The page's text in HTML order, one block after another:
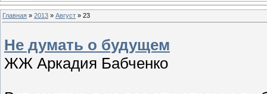
Главная » 2013 » Август » 23
Не думать о будущем
ЖЖ Аркадия Бабченко